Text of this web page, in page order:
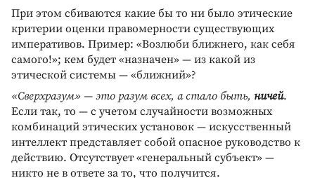
При этом сбиваются какие бы то ни было этические
критерии оценки правомерности существующих
императивов. Пример: «Возлюби ближнего, как себя
самого!»; кем будет «назначен» — из какой из
этической системы — «ближний»?
«Сверхразум» — это разум всех, а стало быть, ничей.
Если так, то — с учетом случайности возможных
комбинаций этических установок — искусственный
интеллект представляет собой опасное руководство к
действию. Отсутствует «генеральный субъект» —
никто не в ответе за то, что получится.